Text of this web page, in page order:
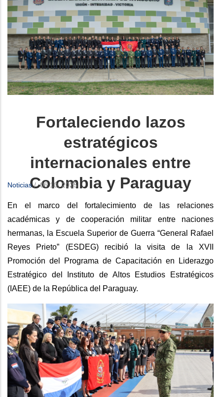
Fortaleciendo lazos
estratégicos
internacionales entre
Colombia y Paraguay
Noticias / 06 10, 2025
En el marco del fortalecimiento de las relaciones
académicas y de cooperación militar entre naciones
hermanas, la Escuela Superior de Guerra “General Rafael
Reyes Prieto” (ESDEG) recibió la visita de la XVII
Promoción del Programa de Capacitación en Liderazgo
Estratégico del Instituto de Altos Estudios Estratégicos
(IAEE) de la República del Paraguay.